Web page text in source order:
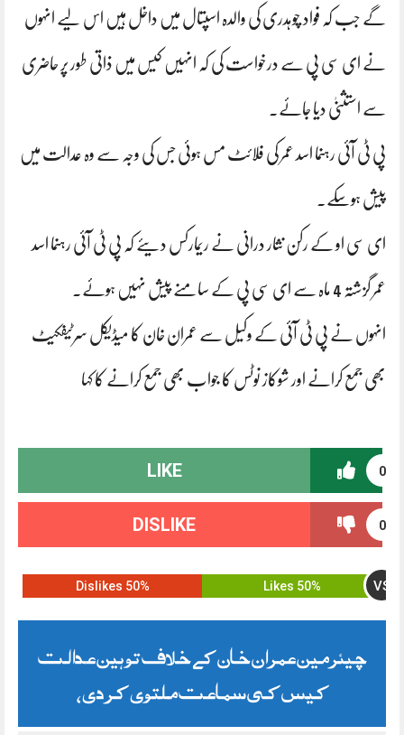
گے جب کہ فواد چوہدری کی والدہ اسپتال میں داخل ہیں اس لیے انہوں
نے ای سی پی سے درخواست کی کہ انہیں کیس میں ذاتی طور پر حاضری
سے استثنیٰ دیا جائے۔
پی ٹی آئی رہنما اسد عمر کی فلائٹ مس ہوئی جس کی وجہ سے وہ عدالت میں
پیش ہوسکے۔
ای سی او کے رکن نثار درانی نے ریمارکس دیئے کہ پی ٹی آئی رہنما اسد
عمر گزشتہ 4 ماہ سے ای سی پی کے سامنے پیش نہیں ہوئے۔
انہوں نے پی ٹی آئی کے وکیل سے عمران خان کا میڈیکل سرٹیفکیٹ
بھی جمع کرانے اور شوکاز نوٹس کا جواب بھی جمع کرانے کا کہا
0
LIKE
0
DISLIKE
50% Likes VS
50% Dislikes
چیئرمین عمران خان کے خلاف توہین عدالت
کیس کی سماعت ملتوی کر دی،